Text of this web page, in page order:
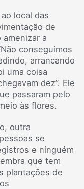
local das
de
a
conseguimos
arrancando
uma coisa
dez”. Ele
passaram pelo
às flores.
outra
se
e ninguém
que tem
plantações de